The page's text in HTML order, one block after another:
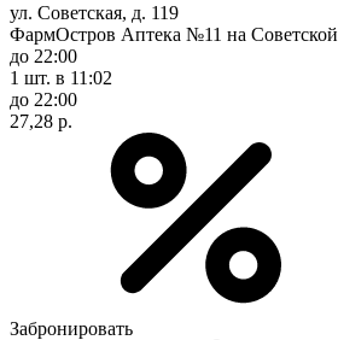
ул. Советская, д. 119
ФармОстров Аптека №11 на Советской
до 22:00
1 шт. в 11:02
до 22:00
27,28 р.
Забронировать